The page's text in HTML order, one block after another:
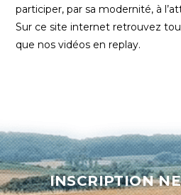
participer, par sa modernité, à
Sur ce site internet retrouvez
que nos vidéos en replay.
INSCRIPTION